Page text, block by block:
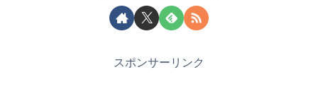
スポンサーリンク